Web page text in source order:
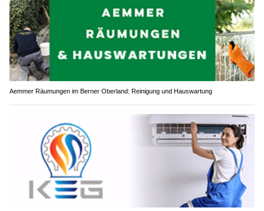
Aemmer Räumungen im Berner Oberland: Reinigung und Hauswartung